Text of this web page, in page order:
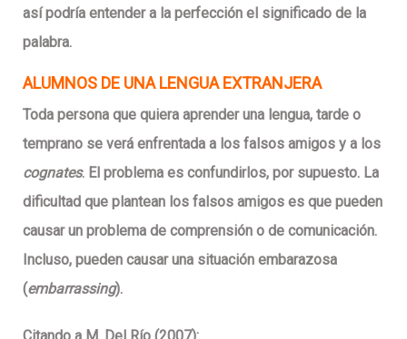
así podría entender a la perfección el significado de la
palabra.
ALUMNOS DE UNA LENGUA EXTRANJERA
Toda persona que quiera aprender una lengua, tarde o
temprano se verá enfrentada a los falsos amigos y a los
cognates. El problema es confundirlos, por supuesto. La
dificultad que plantean los falsos amigos es que pueden
causar un problema de comprensión o de comunicación.
Incluso, pueden causar una situación embarazosa
(embarrassing).